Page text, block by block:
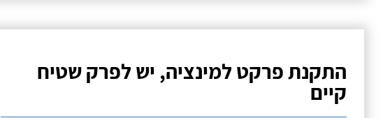
התקנת פרקט למינציה, יש לפרק שטיח
קיים